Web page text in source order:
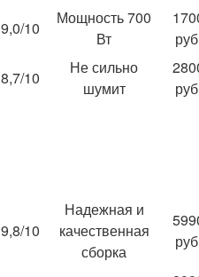
9,0/10
Мощность 700
Вт
8,7/10
Не сильно
шумит
9,8/10
Надежная и
качественная
сборка